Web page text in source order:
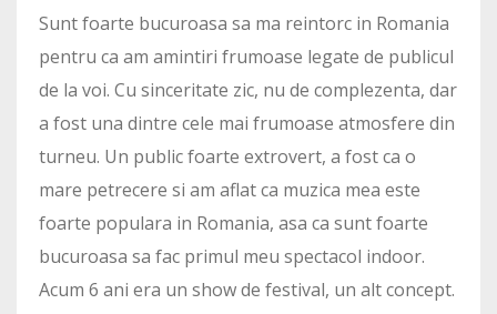
Sunt foarte bucuroasa sa ma reintorc in Romania
pentru ca am amintiri frumoase legate de publicul
de la voi. Cu sinceritate zic, nu de complezenta, dar
a fost una dintre cele mai frumoase atmosfere din
turneu. Un public foarte extrovert, a fost ca o
mare petrecere si am aflat ca muzica mea este
foarte populara in Romania, asa ca sunt foarte
bucuroasa sa fac primul meu spectacol indoor.
Acum 6 ani era un show de festival, un alt concept.